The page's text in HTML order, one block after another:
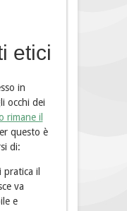
etici
in
occhi dei
rimane il
questo è
di:
pratica il
va
e